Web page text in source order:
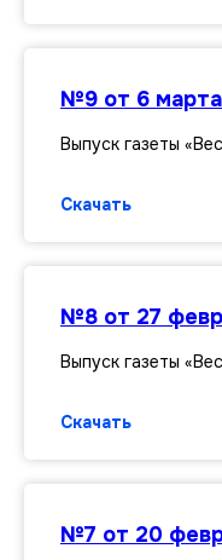
№9 от 6
Выпуск газеты
Скачать
№8 от 27
Выпуск газеты
Скачать
№7 от 20